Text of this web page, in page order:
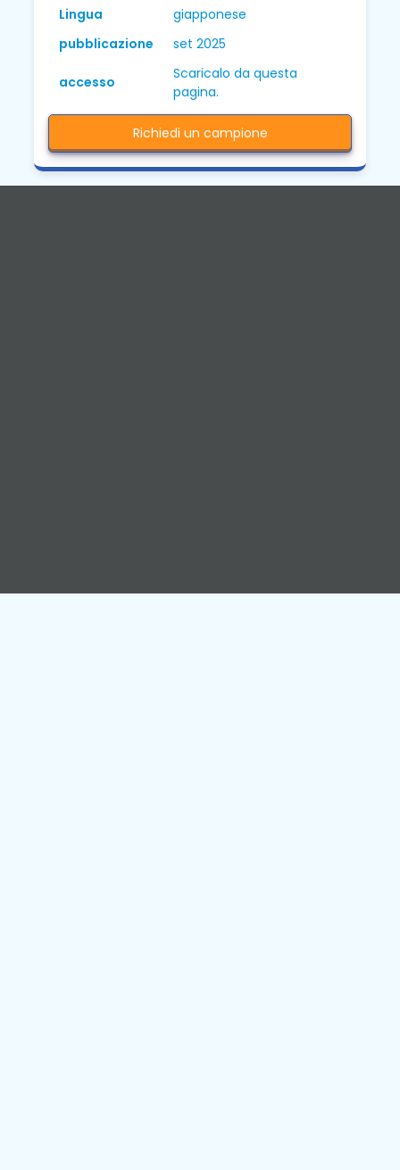
Lingua
giapponese
pubblicazione
set 2025
accesso
Scaricalo da questa
pagina.
Richiedi un campione